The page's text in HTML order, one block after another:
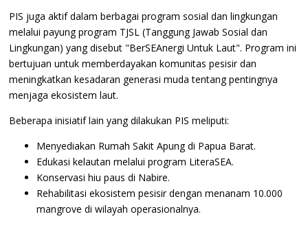
PIS juga aktif dalam berbagai program sosial dan lingkungan
melalui payung program TJSL (Tanggung Jawab Sosial dan
Lingkungan) yang disebut "BerSEAnergi Untuk Laut". Program ini
bertujuan untuk memberdayakan komunitas pesisir dan
meningkatkan kesadaran generasi muda tentang pentingnya
menjaga ekosistem laut.
Beberapa inisiatif lain yang dilakukan PIS meliputi:
Menyediakan Rumah Sakit Apung di Papua Barat.
Edukasi kelautan melalui program LiteraSEA.
Konservasi hiu paus di Nabire.
Rehabilitasi ekosistem pesisir dengan menanam 10.000
mangrove di wilayah operasionalnya.